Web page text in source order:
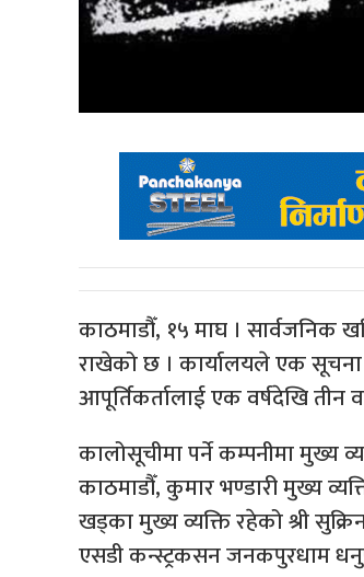
काठमाडौँ, १५ माघ । सार्वजनिक
राखेको छ । कार्यालयले एक सूचना
आपूर्तिकर्तालाई एक वर्षदेखि तीन
कालोसूचीमा पर्ने कम्पनीमा मुख्य
काठमाडौँ, कुमार भण्डारी मुख्य
खड्का मुख्य व्यक्ति रहेको श्री
एसडी कन्स्ट्रकसन जनकपुरधाम